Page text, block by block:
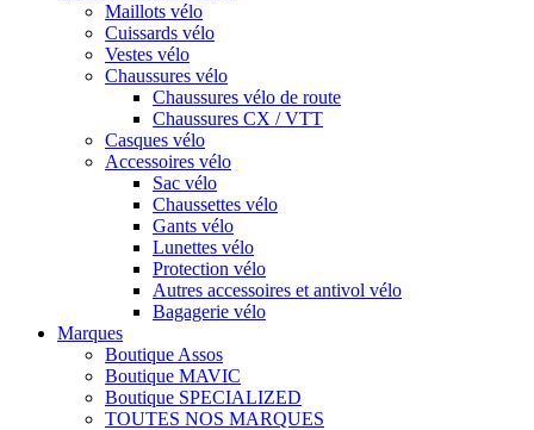
Maillots vélo
Cuissards vélo
Vestes vélo
Chaussures vélo
Chaussures vélo de route
Chaussures CX / VTT
Casques vélo
Accessoires vélo
Sac vélo
Chaussettes vélo
Gants vélo
Lunettes vélo
Protection vélo
Autres accessoires et antivol vélo
Bagagerie vélo
Marques
Boutique Assos
Boutique MAVIC
Boutique SPECIALIZED
TOUTES NOS MARQUES